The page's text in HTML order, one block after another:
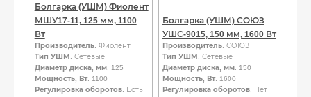
Болгарка (УШМ) Фиолент
МШУ17-11, 125 мм, 1100
Вт
Производитель: Фиолент
Тип УШМ : Сетевые
Диаметр диска, мм: 125
Мощность, Вт: 1100
Регулировка оборотов: Есть
Болгарка (УШМ) СОЮЗ
УШС-9015, 150 мм, 1600 Вт
Производитель: СОЮЗ
Тип УШМ : Сетевые
Диаметр диска, мм: 150
Мощность, Вт: 1600
Регулировка оборотов: Нет